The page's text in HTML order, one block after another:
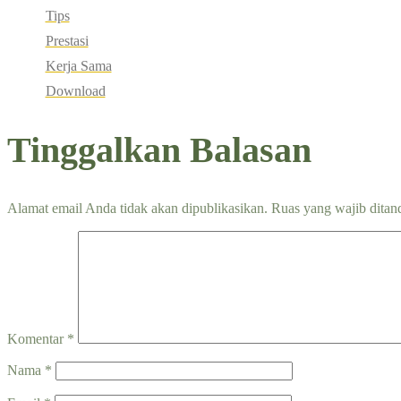
Tips
Prestasi
Kerja Sama
Download
Tinggalkan Balasan
Alamat email Anda tidak akan dipublikasikan. Ruas yang wajib
Komentar *
Nama *